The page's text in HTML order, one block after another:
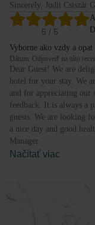
Sincerely, Judit Csiszár
5 / 5
Vyborne ako vzdy a
Dátum: Odpoveď na túto
Dear Guest! We are
hotel for your stay. We
and for appreciating our
feedback. It is always a
guests. We are looking
a nice day and good
Manager
Načítať viac